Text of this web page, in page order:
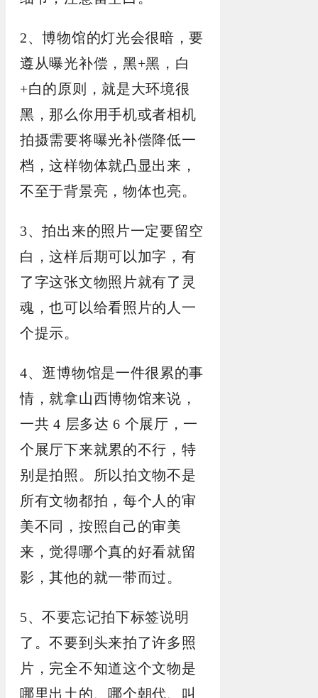
2、博物馆的灯光会很暗，要
遵从曝光补偿，黑+黑，白
+白的原则，就是大环境很
黑，那么你用手机或者相机
拍摄需要将曝光补偿降低一
档，这样物体就凸显出来，
不至于背景亮，物体也亮。
3、拍出来的照片一定要留空
白，这样后期可以加字，有
了字这张文物照片就有了灵
魂，也可以给看照片的人一
个提示。
4、逛博物馆是一件很累的事
情，就拿山西博物馆来说，
一共 4 层多达 6 个展厅，一
个展厅下来就累的不行，特
别是拍照。所以拍文物不是
所有文物都拍，每个人的审
美不同，按照自己的审美
来，觉得哪个真的好看就留
影，其他的就一带而过。
5、不要忘记拍下标签说明
了。不要到头来拍了许多照
片，完全不知道这个文物是
哪里出土的、哪个朝代、叫